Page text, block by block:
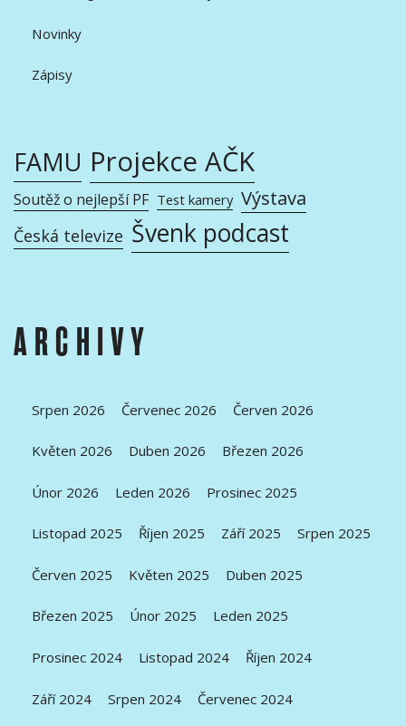
Novinky
Zápisy
FAMU Projekce AČK
Soutěž o nejlepší PF Test kamery Výstava
Česká televize Švenk podcast
ARCHIVY
Srpen 2026 Červenec 2026 Červen 2026
Květen 2026 Duben 2026 Březen 2026
Únor 2026 Leden 2026 Prosinec 2025
Listopad 2025 Říjen 2025 Září 2025 Srpen 2025
Červen 2025 Květen 2025 Duben 2025
Březen 2025 Únor 2025 Leden 2025
Prosinec 2024 Listopad 2024 Říjen 2024
Září 2024 Srpen 2024 Červenec 2024